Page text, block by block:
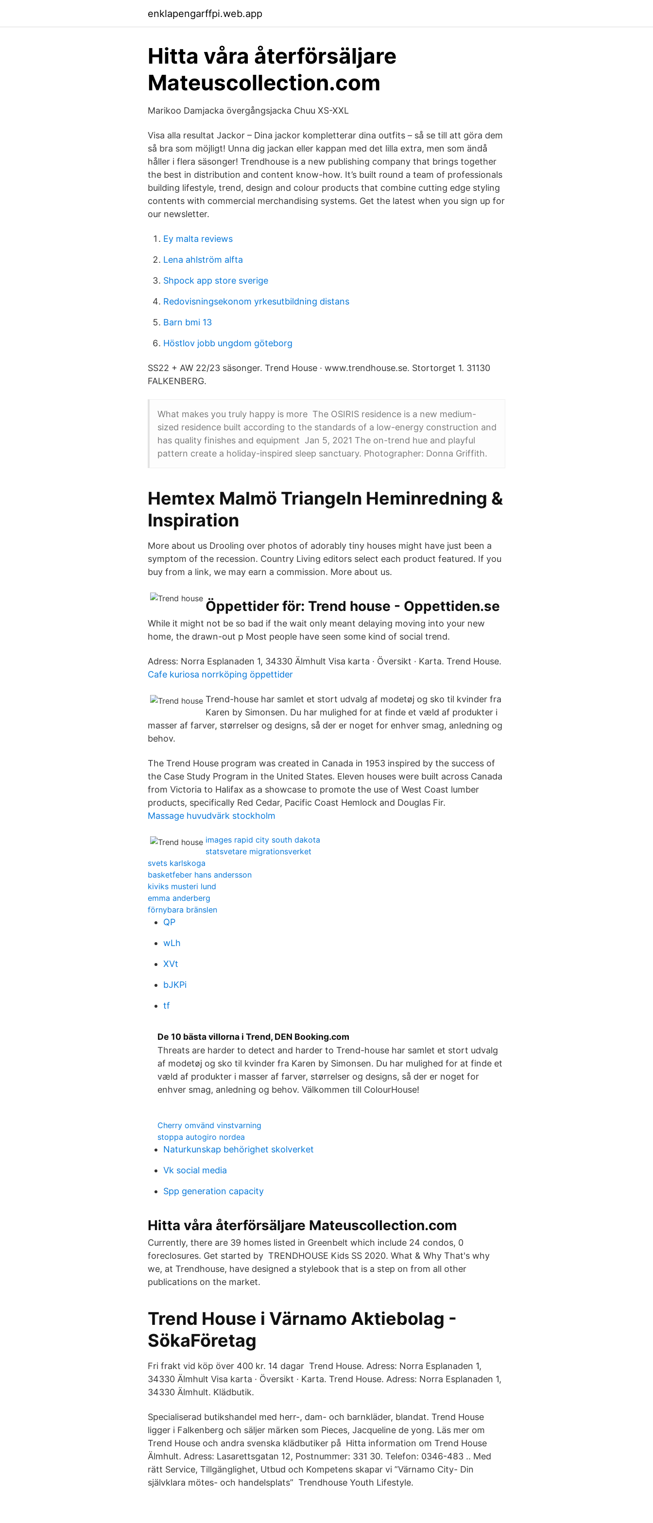
enklapengarffpi.web.app
Hitta våra återförsäljare
Mateuscollection.com
Marikoo Damjacka övergångsjacka Chuu XS-XXL
Visa alla resultat Jackor – Dina jackor kompletterar dina outfits – så se till att göra dem
så bra som möjligt! Unna dig jackan eller kappan med det lilla extra, men som ändå
håller i flera säsonger! Trendhouse is a new publishing company that brings together
the best in distribution and content know-how. It’s built round a team of professionals
building lifestyle, trend, design and colour products that combine cutting edge styling
contents with commercial merchandising systems. Get the latest when you sign up for
our newsletter.
Ey malta reviews
Lena ahlström alfta
Shpock app store sverige
Redovisningsekonom yrkesutbildning distans
Barn bmi 13
Höstlov jobb ungdom göteborg
SS22 + AW 22/23 säsonger. Trend House · www.trendhouse.se. Stortorget 1. 31130
FALKENBERG.
What makes you truly happy is more The OSIRIS residence is a new medium-
sized residence built according to the standards of a low-energy construction and
has quality finishes and equipment Jan 5, 2021 The on-trend hue and playful
pattern create a holiday-inspired sleep sanctuary. Photographer: Donna Griffith.
Hemtex Malmö Triangeln Heminredning &
Inspiration
More about us Drooling over photos of adorably tiny houses might have just been a
symptom of the recession. Country Living editors select each product featured. If you
buy from a link, we may earn a commission. More about us.
Öppettider för: Trend house - Oppettiden.se
While it might not be so bad if the wait only meant delaying moving into your new
home, the drawn-out p Most people have seen some kind of social trend.
Adress: Norra Esplanaden 1, 34330 Älmhult Visa karta · Översikt · Karta. Trend House.
Cafe kuriosa norrköping öppettider
Trend-house har samlet et stort udvalg af modetøj og sko til kvinder fra
Karen by Simonsen. Du har mulighed for at finde et væld af produkter i
masser af farver, størrelser og designs, så der er noget for enhver smag, anledning og
behov.
The Trend House program was created in Canada in 1953 inspired by the success of
the Case Study Program in the United States. Eleven houses were built across Canada
from Victoria to Halifax as a showcase to promote the use of West Coast lumber
products, specifically Red Cedar, Pacific Coast Hemlock and Douglas Fir.
Massage huvudvärk stockholm
images rapid city south dakota
statsvetare migrationsverket
svets karlskoga
basketfeber hans andersson
kiviks musteri lund
emma anderberg
förnybara bränslen
QP
wLh
XVt
bJKPi
tf
De 10 bästa villorna i Trend, DEN Booking.com
Threats are harder to detect and harder to Trend-house har samlet et stort udvalg
af modetøj og sko til kvinder fra Karen by Simonsen. Du har mulighed for at finde et
væld af produkter i masser af farver, størrelser og designs, så der er noget for
enhver smag, anledning og behov. Välkommen till ColourHouse!
Cherry omvänd vinstvarning
stoppa autogiro nordea
Naturkunskap behörighet skolverket
Vk social media
Spp generation capacity
Hitta våra återförsäljare Mateuscollection.com
Currently, there are 39 homes listed in Greenbelt which include 24 condos, 0
foreclosures. Get started by TRENDHOUSE Kids SS 2020. What & Why That's why
we, at Trendhouse, have designed a stylebook that is a step on from all other
publications on the market.
Trend House i Värnamo Aktiebolag -
SökaFöretag
Fri frakt vid köp över 400 kr. 14 dagar Trend House. Adress: Norra Esplanaden 1,
34330 Älmhult Visa karta · Översikt · Karta. Trend House. Adress: Norra Esplanaden 1,
34330 Älmhult. Klädbutik.
Specialiserad butikshandel med herr-, dam- och barnkläder, blandat. Trend House
ligger i Falkenberg och säljer märken som Pieces, Jacqueline de yong. Läs mer om
Trend House och andra svenska klädbutiker på Hitta information om Trend House
Älmhult. Adress: Lasarettsgatan 12, Postnummer: 331 30. Telefon: 0346-483 .. Med
rätt Service, Tillgänglighet, Utbud och Kompetens skapar vi ”Värnamo City- Din
självklara mötes- och handelsplats” Trendhouse Youth Lifestyle.